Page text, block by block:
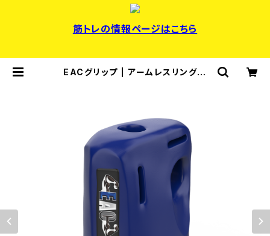
筋トレの情報ページはこちら
EACグリップ | アームレスリング器